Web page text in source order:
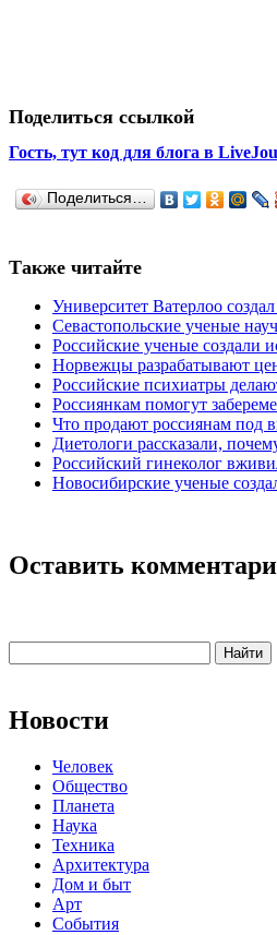
Поделиться ссылкой
Гость, тут код для блога в
Поделиться…
Также читайте
Университет Ватерлоо
Севастопольские ученые
Российские ученые создали
Норвежцы разрабатывают
Российские психиатры
Россиянкам помогут
Что продают россиянам под
Диетологи рассказали,
Российский гинеколог
Новосибирские ученые
Оставить
Новости
Человек
Общество
Планета
Наука
Техника
Архитектура
Дом и быт
Арт
События